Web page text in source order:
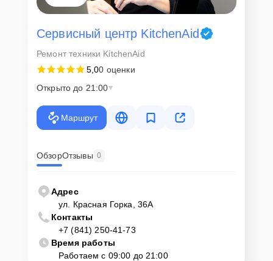
Сервисный центр KitchenAid
Ремонт техники KitchenAid
5,00 оценки
Открыто до 21:00
Маршрут
ОбзорОтзывы 0
Адрес
ул. Красная Горка, 36А
Контакты
+7 (841) 250-41-73
Время работы
Работаем с 09:00 до 21:00